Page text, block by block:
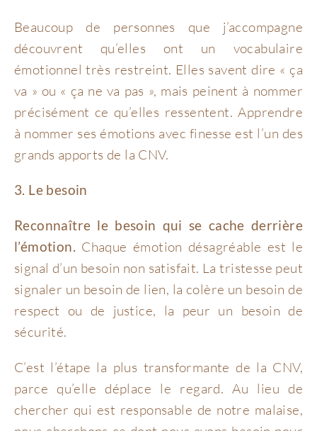
Beaucoup de personnes que j’accompagne
découvrent qu’elles ont un vocabulaire
émotionnel très restreint. Elles savent dire « ça
va » ou « ça ne va pas », mais peinent à nommer
précisément ce qu’elles ressentent. Apprendre
à nommer ses émotions avec finesse est l’un des
grands apports de la CNV.
3. Le besoin
Reconnaître le besoin qui se cache derrière
l’émotion. Chaque émotion désagréable est le
signal d’un besoin non satisfait. La tristesse peut
signaler un besoin de lien, la colère un besoin de
respect ou de justice, la peur un besoin de
sécurité.
C’est l’étape la plus transformante de la CNV,
parce qu’elle déplace le regard. Au lieu de
chercher qui est responsable de notre malaise,